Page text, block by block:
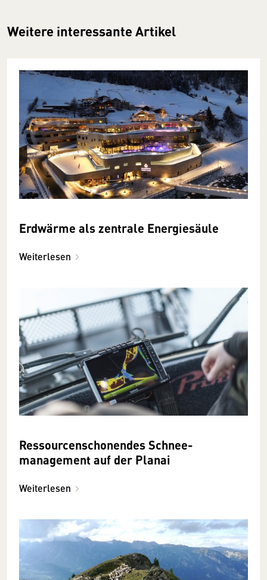
Weitere interessante Artikel
Erdwärme als zentrale Energiesäule
Weiterlesen
Ressourcen­schonendes Schnee­
management auf der Planai
Weiterlesen